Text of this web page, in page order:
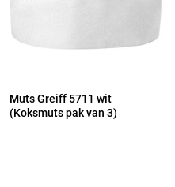
Muts Greiff 5711 wit
(Koksmuts pak van 3)